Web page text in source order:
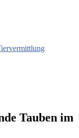
Tauben im